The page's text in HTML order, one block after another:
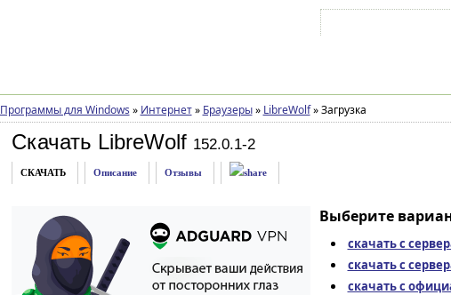
Программы для Windows » Интернет » Браузеры » LibreWolf »Загрузка
Скачать LibreWolf 152.0.1-2
СКАЧАТЬ Описание Отзывы
Выберите
скачать с
скачать с
скачать с